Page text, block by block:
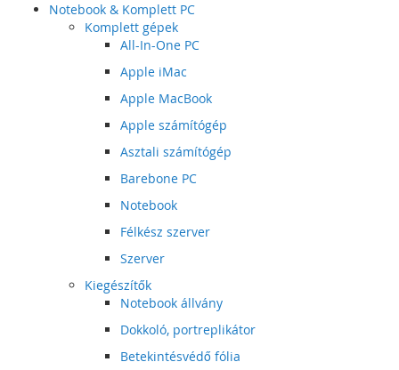
Notebook & Komplett PC
Komplett gépek
All-In-One PC
Apple iMac
Apple MacBook
Apple számítógép
Asztali számítógép
Barebone PC
Notebook
Félkész szerver
Szerver
Kiegészítők
Notebook állvány
Dokkoló, portreplikátor
Betekintésvédő fólia